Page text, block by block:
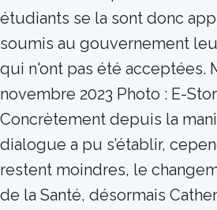
étudiants se la sont donc
soumis au gouvernement
qui n'ont pas été acceptées.
novembre 2023 Photo : E-
Concrètement depuis la
dialogue a pu s’établir,
restent moindres, le
de la Santé, désormais